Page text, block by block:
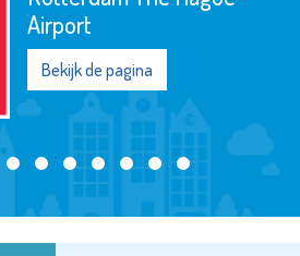
Airport
Bekijk de pagina